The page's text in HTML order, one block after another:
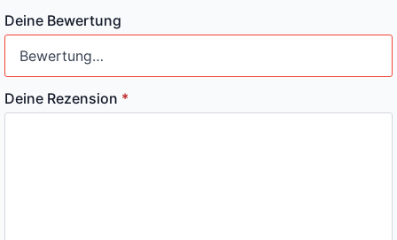
Deine Bewertung
Deine Rezension *